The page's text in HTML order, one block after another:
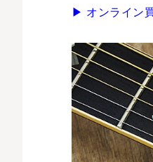
▶ オンライン